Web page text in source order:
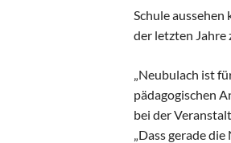
Schule
der letzten Jahre
„Neubulach ist
pädagogischen
bei der
„Dass gerade